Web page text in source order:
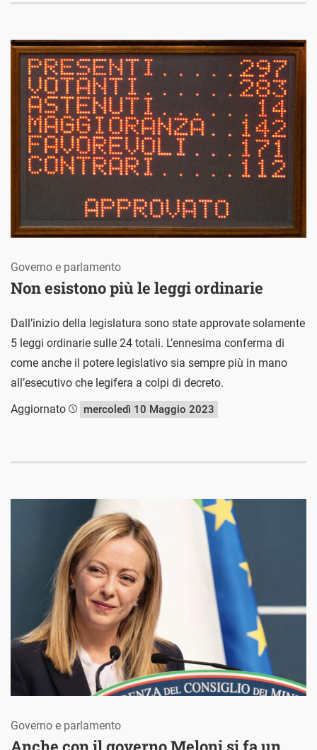
Non esistono più le leggi ordinarie
Governo e parlamento
Dall’inizio della legislatura sono state approvate solamente
5 leggi ordinarie sulle 24 totali. L’ennesima conferma di
come anche il potere legislativo sia sempre più in mano
all’esecutivo che legifera a colpi di decreto.
Aggiornato
mercoledì 10 Maggio 2023
Governo e parlamento